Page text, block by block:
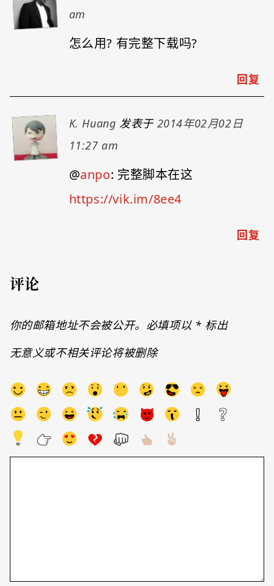
am
怎么用? 有完整下载吗?
回复
K. Huang 发表于 2014年02月02日
11:27 am
@anpo: 完整脚本在这
https://vik.im/8ee4
回复
评论
你的邮箱地址不会被公开。必填项以 *标出
无意义或不相关评论将被删除